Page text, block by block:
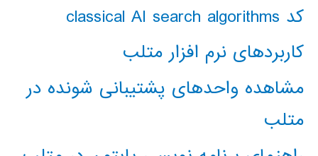
کد classical AI search algorithms
کاربردهای نرم افزار متلب
مشاهده واحدهای پشتیبانی شونده در
متلب